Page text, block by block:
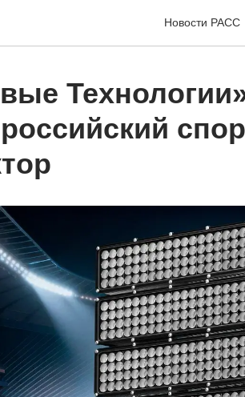
Новости РАСС